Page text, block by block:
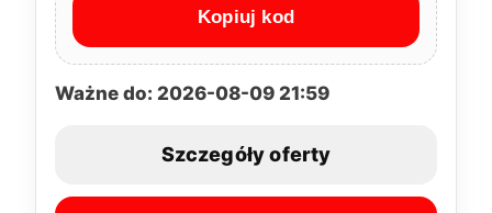
Kopiuj kod
Ważne do: 2026-08-09 21:59
Szczegóły oferty